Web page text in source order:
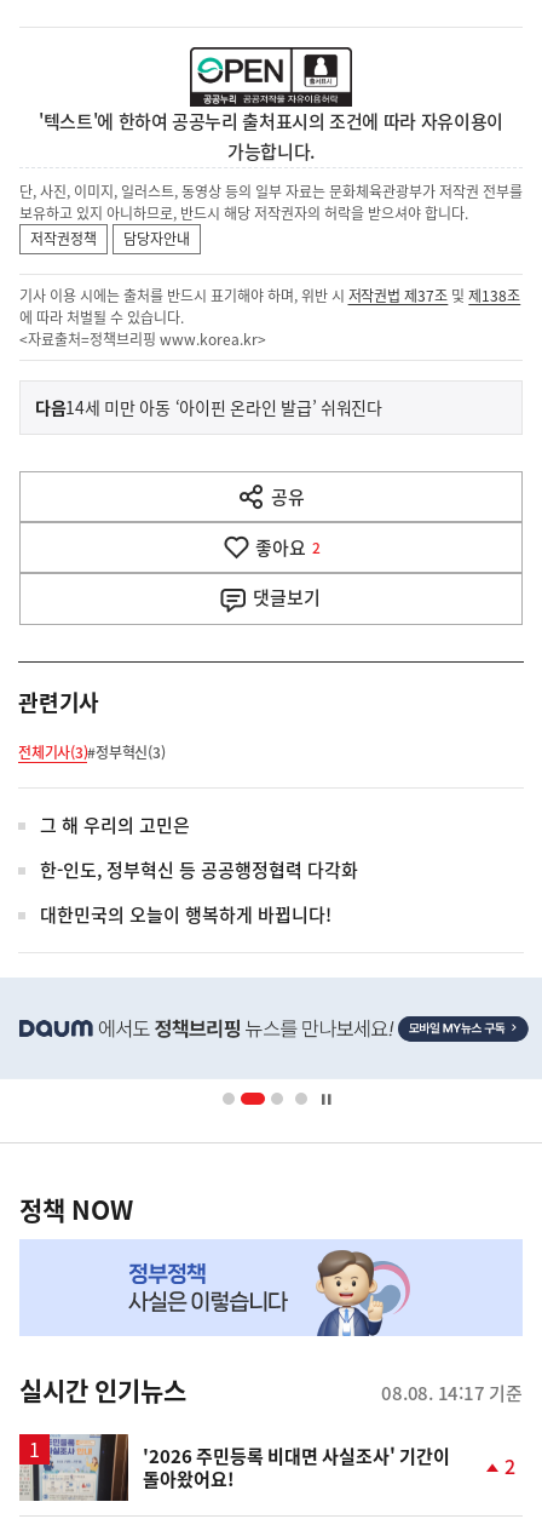
'텍스트'에 한하여 공공누리 출처표시의 조건에 따라 자유이용이
가능합니다.
단, 사진, 이미지, 일러스트, 동영상 등의 일부 자료는 문화체육관광부가 저작권 전부를
보유하고 있지 아니하므로, 반드시 해당 저작권자의 허락을 받으셔야 합니다.
저작권정책
담당자안내
기사 이용 시에는 출처를 반드시 표기해야 하며, 위반 시 저작권법 제37조 및제138조
에 따라 처벌될 수 있습니다.
<자료출처=정책브리핑 www.korea.kr>
이
전
다
음
다음기
사
14세 미만 아동 ‘아이핀 온라인 발급’ 쉬워진다
공유
열
기
좋아요 2
댓글보기
관련기사
전체기사(3)#정부혁신(3)
그 해 우리의 고민은
한-인도, 정부혁신 등 공공행정협력 다각화
대한민국의 오늘이 행복하게 바뀝니다!
단
영
책
NOW,
뉴
스
정책 NOW
실시간 인기뉴스 08.08. 14:17 기준
'2026 주민등록 비대면 사실조사' 기간이
돌아왔어요!
2